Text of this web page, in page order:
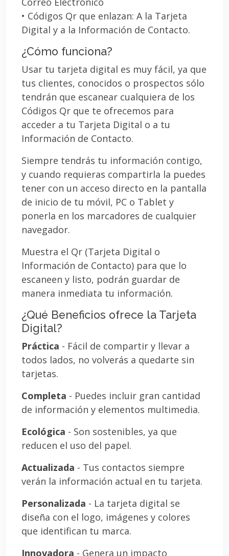
• Códigos Qr que enlazan: A la Tarjeta
Digital y a la Información de Contacto.
¿Cómo funciona?
Usar tu tarjeta digital es muy fácil, ya que
tus clientes, conocidos o prospectos sólo
tendrán que escanear cualquiera de los
Códigos Qr que te ofrecemos para
acceder a tu Tarjeta Digital o a tu
Información de Contacto.
Siempre tendrás tu información contigo,
y cuando requieras compartirla la puedes
tener con un acceso directo en la pantalla
de inicio de tu móvil, PC o Tablet y
ponerla en los marcadores de cualquier
navegador.
Muestra el Qr (Tarjeta Digital o
Información de Contacto) para que lo
escaneen y listo, podrán guardar de
manera inmediata tu información.
¿Qué Beneficios ofrece la Tarjeta
Digital?
Práctica - Fácil de compartir y llevar a
todos lados, no volverás a quedarte sin
tarjetas.
Completa - Puedes incluir gran cantidad
de información y elementos multimedia.
Ecológica - Son sostenibles, ya que
reducen el uso del papel.
Actualizada - Tus contactos siempre
verán la información actual en tu tarjeta.
Personalizada - La tarjeta digital se
diseña con el logo, imágenes y colores
que identifican tu marca.
Innovadora - Genera un impacto